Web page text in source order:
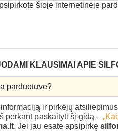
šioje internetinėje
KLAUSIMAI APIE
parduotuvė?
ir pirkėjų
perkant paskaityti šį gidą –
. Jei jau esate apsipirkę